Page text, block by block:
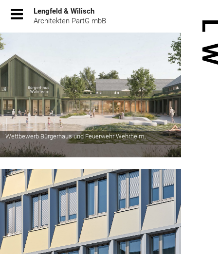
Inhalt
springen
Lengfeld & Wilisch
Architekten PartG mbB
Wettbewerb Bürgerhaus und Feuerwehr Wehrheim,